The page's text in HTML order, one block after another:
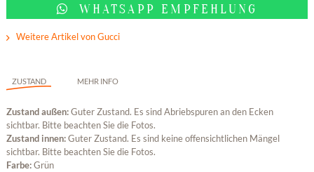
WHATSAPP EMPFEHLUNG
Weitere Artikel von Gucci
ZUSTAND MEHR INFO
Zustand außen:Guter Zustand. Es sind Abriebspuren an den Ecken
sichtbar. Bitte beachten Sie die Fotos.
Zustand innen:Guter Zustand. Es sind keine offensichtlichen Mängel
sichtbar. Bitte beachten Sie die Fotos.
Farbe:Grün